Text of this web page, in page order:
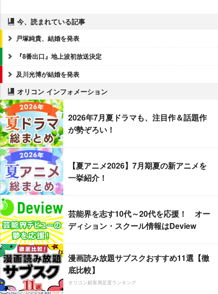
今、読まれている記事
戸塚純貴、結婚を発表
『8番出口』地上波初放送決定
及川光博が結婚を発表
オリコン インフォメーション
2026年7月夏ドラマも、注目作＆話題作
が勢ぞろい！
【夏アニメ2026】7月期夏の新アニメを
一挙紹介！
芸能界を志す10代～20代を応援！ オー
ディション・スクール情報はDeview
漫画読み放題サブスクおすすめ11選【徹
底比較】
オリコン顧客満足度ランキング